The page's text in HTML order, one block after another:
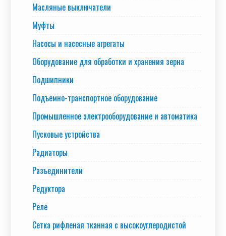
Масляные выключатели
Муфты
Насосы и насосные агрегаты
Оборудование для обработки и хранения зерна
Подшипники
Подъемно-транспортное оборудование
Промышленное электрооборудование и автоматика
Пусковые устройства
Радиаторы
Разъединители
Редуктора
Реле
Сетка рифленая тканная с высокоуглеродистой